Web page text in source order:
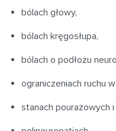
bólach głowy,
bólach kręgosłupa,
bólach o podłożu
ograniczeniach ruchu
stanach pourazowych